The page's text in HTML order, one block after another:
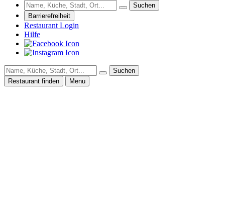
Suchen
Barrierefreiheit
Restaurant Login
Hilfe
Suchen
Restaurant finden
Menu